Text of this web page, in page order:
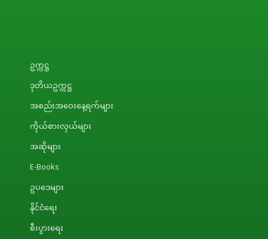
ဥက္ကဋ္ဌ
ဒုတိယဥက္ကဋ္ဌ
အစည်းအဝေးနေ့ရက်များ
ကိုယ်စားလှယ်များ
အဆိုများ
E-Books
ဥပဒေများ
နိုင်ငံရေး
စီးပွားရေး